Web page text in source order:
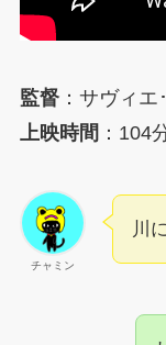
監督：サヴィエ
上映時間 ：104
チャミン
川